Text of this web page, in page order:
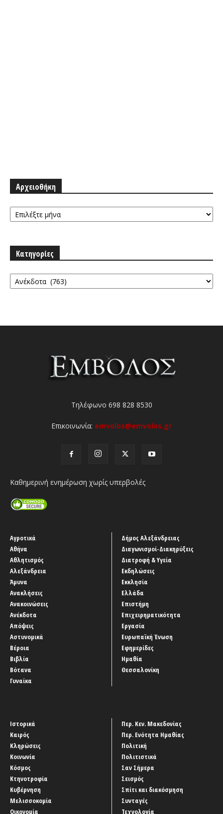
Αρχειοθήκη
Αρχειοθήκη
Κατηγορίες
Κατηγορίες
Τηλέφωνο 698 828 8530
Επικοινωνία: emvolos@emvolos.gr
Καθημερινή ενημέρωση χωρίς υπερβολές
Αγροτικά
Αθήνα
Αθλητισμός
Αλεξάνδρεια
Άμυνα
Ανακλήσεις
Ανακοινώσεις
Ανέκδοτα
Απόψεις
Αστυνομικά
Βέροια
Βιβλία
Βότανα
Γυναίκα
Δήμος Αλεξάνδρειας
Διαγωνισμοί-Διακηρύξεις
Διατροφή & Υγεία
Εκδηλώσεις
Εκκλησία
Ελλάδα
Επιστήμη
Επιχειρηματικότητα
Εργασία
Ευρωπαϊκή Ένωση
Εφημερίδες
Ημαθία
Θεσσαλονίκη
Ιστορικά
Καιρός
Κληρώσεις
Κοινωνία
Κόσμος
Κτηνοτροφία
Κυβέρνηση
Μελισσοκομία
Οικονομία
Περ. Κεν. Μακεδονίας
Περ. Ενότητα Ημαθίας
Πολιτική
Πολιτιστικά
Σαν Σήμερα
Σεισμός
Σπίτι και διακόσμηση
Συνταγές
Τεχνολογία